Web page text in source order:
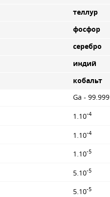
теллур
фосфор
серебро
индий
кобальт
Ga - 99.999
1.10-4
1.10-4
1.10-5
5.10-5
5.10-5